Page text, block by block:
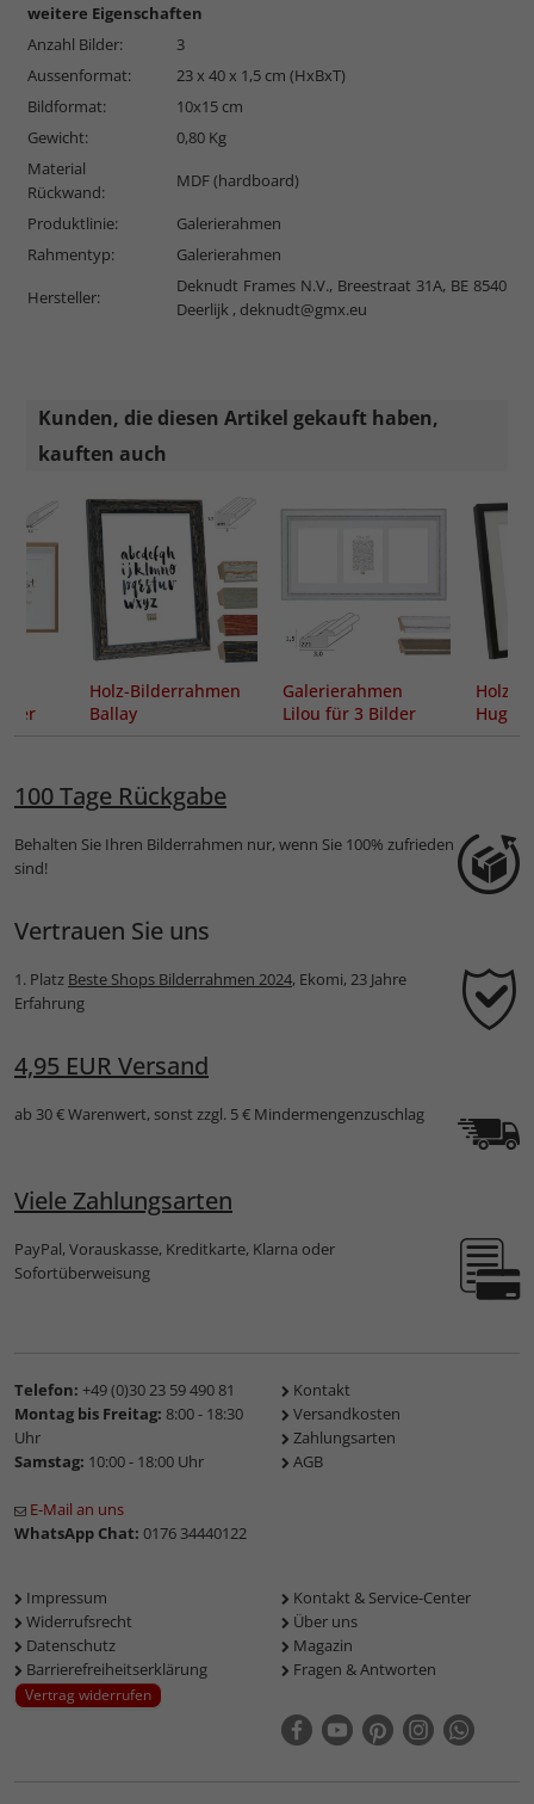
weitere Eigenschaften
Anzahl Bilder:
3
Aussenformat:
23 x 40 x 1,5 cm (HxBxT)
Bildformat:
10x15 cm
Gewicht:
0,80 Kg
Material
Rückwand:
MDF (hardboard)
Produktlinie:
Galerierahmen
Rahmentyp:
Galerierahmen
Hersteller:
Deknudt Frames N.V., Breestraat 31A, BE 8540
Deerlijk , deknudt@gmx.eu
Kunden, die diesen Artikel gekauft haben,
kauften auch
Holz-Bilderrahmen
Ballay
Galerierahmen
Lilou für 3 Bilder
Holz-
100 Tage Rückgabe
Behalten Sie Ihren Bilderrahmen nur, wenn Sie 100% zufrieden
sind!
Vertrauen Sie uns
1. Platz Beste Shops Bilderrahmen 2024, Ekomi, 23 Jahre
Erfahrung
4,95 EUR Versand
ab 30 € Warenwert, sonst zzgl. 5 € Mindermengenzuschlag
Viele Zahlungsarten
PayPal, Vorauskasse, Kreditkarte, Klarna oder
Sofortüberweisung
Telefon: +49 (0)30 23 59 490 81
Montag bis Freitag: 8:00 - 18:30
Uhr
Samstag: 10:00 - 18:00 Uhr
E-Mail an uns
WhatsApp Chat: 0176 34440122
Kontakt
Versandkosten
Zahlungsarten
AGB
Impressum
Widerrufsrecht
Datenschutz
Barrierefreiheitserklärung
Vertrag widerrufen
Kontakt & Service-Center
Über uns
Magazin
Fragen & Antworten